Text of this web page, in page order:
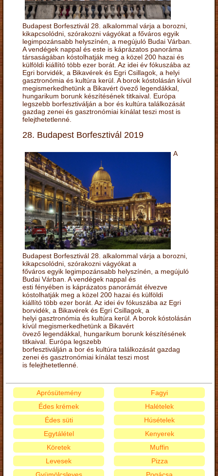
Budapest Borfesztivál 28. alkalommal várja a borozni,
kikapcsolódni, szórakozni vágyókat a főváros egyik
legimpozánsabb helyszínén, a megújuló Budai Várban.
A vendégek nappal és este is káprázatos panoráma
társaságában kóstolhatják meg a közel 200 hazai és
külföldi kiállító több ezer borát. Az idei év fókuszába az
Egri borvidék, a Bikavérek és Egri Csillagok, a helyi
gasztronómia és kultúra kerül. A borok kóstolásán kívül
megismerkedhetünk a Bikavért övező legendákkal,
hungarikum borunk készítésének titkaival. Európa
legszebb borfesztiválján a bor és kultúra találkozását
gazdag zenei és gasztronómiai kínálat teszi most is
felejthetetlenné.
28. Budapest Borfesztivál 2019
A
Budapest Borfesztivál 28. alkalommal várja a borozni,
kikapcsolódni, szórakozni vágyókat a
főváros egyik legimpozánsabb helyszínén, a megújuló
Budai Várban. A vendégek nappal és
esti fényében is káprázatos panorámát élvezve
kóstolhatják meg a közel 200 hazai és külföldi
kiállító több ezer borát. Az idei év fókuszába az Egri
borvidék, a Bikavérek és Egri Csillagok, a
helyi gasztronómia és kultúra kerül. A borok kóstolásán
kívül megismerkedhetünk a Bikavért
övező legendákkal, hungarikum borunk készítésének
titkaival. Európa legszebb
borfesztiválján a bor és kultúra találkozását gazdag
zenei és gasztronómiai kínálat teszi most
is felejthetetlenné.
Aprósütemény
Édes krémek
Édes süti
Egytálétel
Fagyi
Halételek
Húsételek
Kenyerek
Köretek
Levesek
Muffin
Pizza